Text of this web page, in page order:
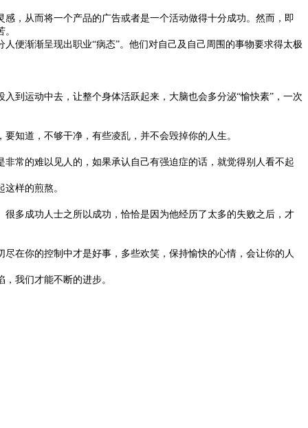
，从而将一个产品的广告或者是一个活动做得十分成功。然而，即
渐渐呈现出职业“病态”。他们对自己及自己周围的事物要求得太极
运动中去，让整个身体活跃起来，大脑也会多分泌“愉快素”，一次
道，不够干净，有些凌乱，并不会毁掉你的人生。
常的难以见人的，如果承认自己有强迫症的话，就觉得别人看不起
样的煎熬。
多成功人士之所以成功，恰恰是因为他经历了太多的失败之后，才
你的控制中才是好事，多些欢笑，保持愉快的心情，会让你的人
我们才能不断的进步。